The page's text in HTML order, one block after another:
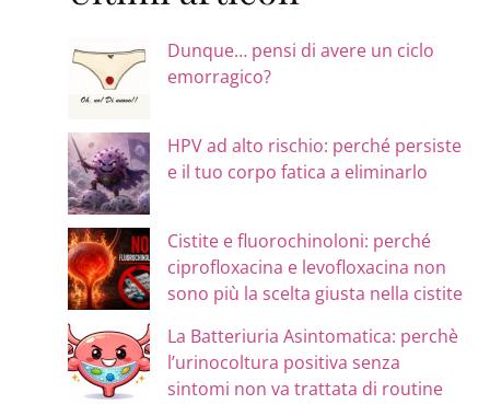
Dunque… pensi di avere un ciclo
emorragico?
HPV ad alto rischio: perché persiste
e il tuo corpo fatica a eliminarlo
Cistite e fluorochinoloni: perché
ciprofloxacina e levofloxacina non
sono più la scelta giusta nella cistite
La Batteriuria Asintomatica: perchè
l’urinocoltura positiva senza
sintomi non va trattata di routine